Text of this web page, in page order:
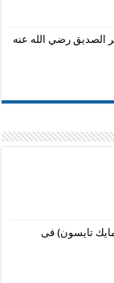
الصديق رضي الله عنه
تايسون) فى